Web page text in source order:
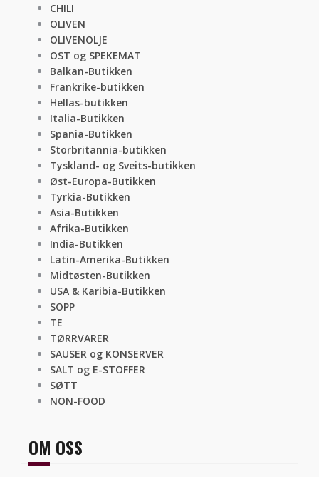
CHILI
OLIVEN
OLIVENOLJE
OST og SPEKEMAT
Balkan-Butikken
Frankrike-butikken
Hellas-butikken
Italia-Butikken
Spania-Butikken
Storbritannia-butikken
Tyskland- og Sveits-butikken
Øst-Europa-Butikken
Tyrkia-Butikken
Asia-Butikken
Afrika-Butikken
India-Butikken
Latin-Amerika-Butikken
Midtøsten-Butikken
USA & Karibia-Butikken
SOPP
TE
TØRRVARER
SAUSER og KONSERVER
SALT og E-STOFFER
SØTT
NON-FOOD
OM OSS